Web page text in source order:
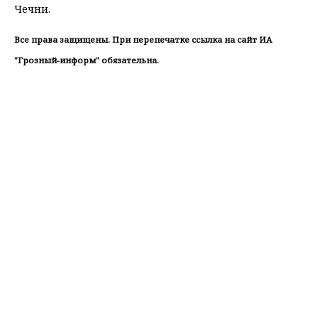
Чечни.
Все права защищены. При перепечатке ссылка на сайт ИА
"Грозный-информ" обязательна.